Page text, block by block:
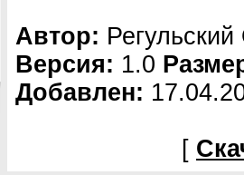
Автор:
Версия: 1.0
Добавлен:
[